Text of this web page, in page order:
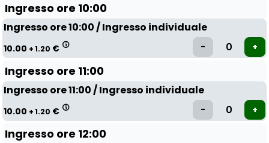
Ingresso ore 10:00
Ingresso ore 10:00 / Ingresso individuale
10.00 + 1.20 €
Ingresso ore 11:00
Ingresso ore 11:00 / Ingresso individuale
10.00 + 1.20 €
Ingresso ore 12:00